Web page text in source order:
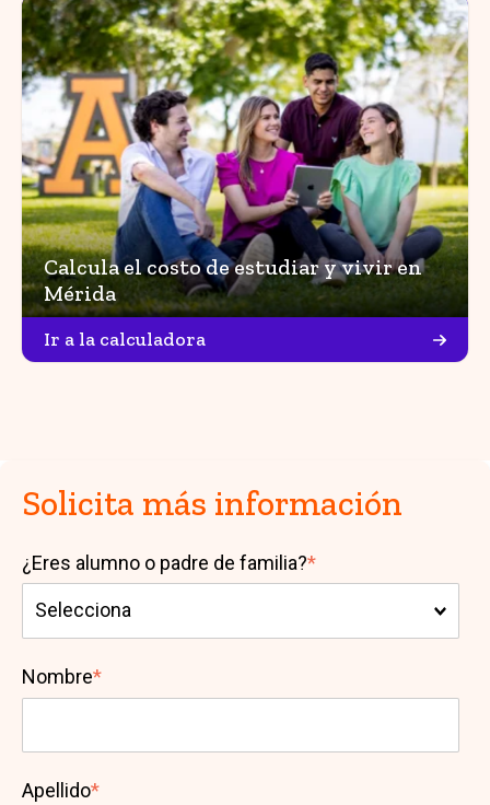
Calcula el costo de estudiar y vivir en
Mérida
Ir a la calculadora
Solicita más información
¿Eres alumno o padre de familia?*
Nombre*
Apellido*